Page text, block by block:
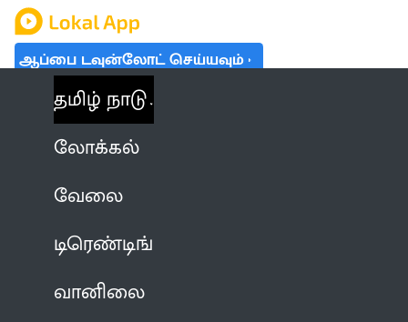
ஆப்பை டவுன்லோட் செய்யவும்
தமிழ் நாடு
லோக்கல்
வேலை
டிரெண்டிங்
வானிலை